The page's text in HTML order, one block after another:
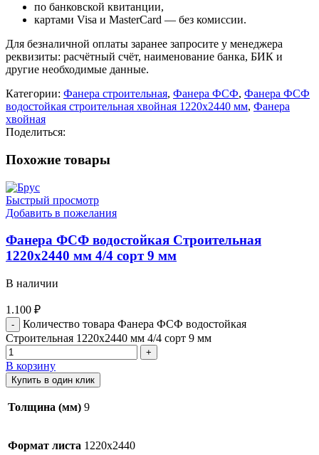
по банковской квитанции,
картами Visa и MasterCard — без комиссии.
Для безналичной оплаты заранее запросите у менеджера
реквизиты: расчётный счёт, наименование банка, БИК и
другие необходимые данные.
Категории: Фанера строительная, Фанера ФСФ, Фанера ФСФ
водостойкая строительная хвойная 1220х2440 мм, Фанера
хвойная
Поделиться:
Похожие товары
Быстрый просмотр
Добавить в пожелания
Фанера ФСФ водостойкая Строительная
1220х2440 мм 4/4 сорт 9 мм
В наличии
1.100 ₽
Количество товара Фанера ФСФ водостойкая
Строительная 1220х2440 мм 4/4 сорт 9 мм
В корзину
Купить в один клик
Толщина (мм) 9
Формат листа 1220х2440